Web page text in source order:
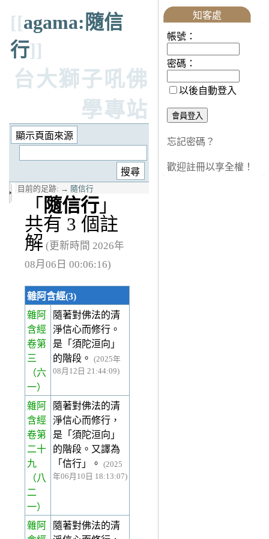
[[agama:隨信
行]]
台大獅子吼佛
學專站
目前的足跡: → 隨信行
「 隨信行 」
共有 3 個註
解 (更新時間 2026年
08月06日 00:06:16)
雜阿含經(3)
雜阿
含經
卷第
三
（六
一）
隨著對佛法的清
淨信心而修行。
是「須陀洹向」
的階段。
(2025年
08月12日 21:44:09)
雜阿
含經
卷第
二十
九
（八
二
一）
隨著對佛法的清
淨信心而修行，
是「須陀洹向」
的階段。又譯為
「信行」。
(2025
年06月10日 18:13:07)
雜阿
隨著對佛法的清
知客處
帳號：
密碼：
以後自動登入
忘記密碼？
歡迎註冊以享全權！